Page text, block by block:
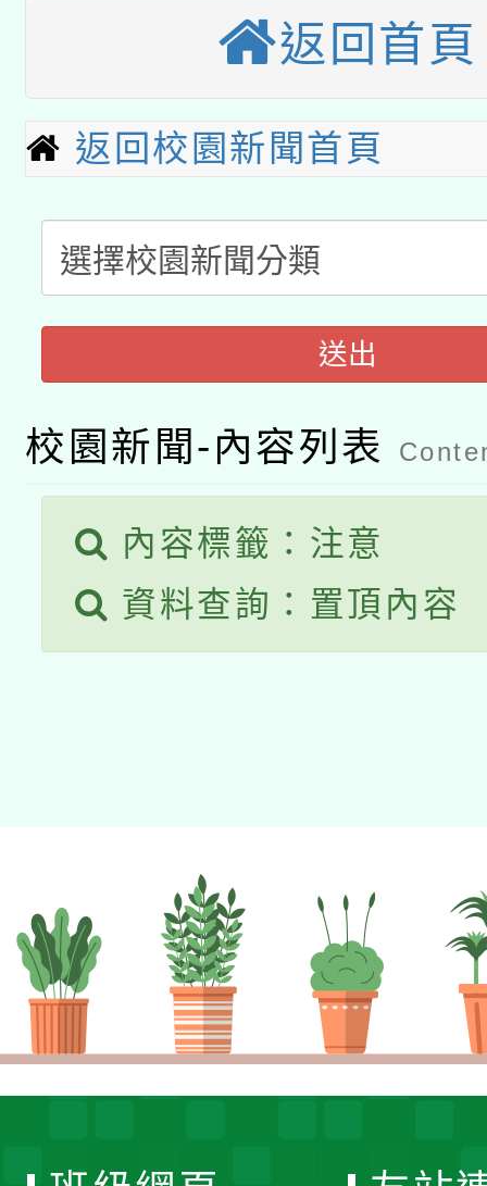
用水績優單位及節水達
動」
桃園市孔廟祈福系列
開 智慧啟航」
2026年桃園地景藝術
本校115學年度第2次
招甄選結果公告(無人
適應運動共學行動站研
本館辦理115年度閱讀
暨閱讀推動專業研習
科技賦能─人工智慧
礎課程
A3數位素養講師名單
「數位內容與教學軟
薪期間赴陸應申請許可
轉知經濟部水利署委託
業技術研究院辦理「
用水績優單位及節水達
桃園市孔廟祈福系列
開 智慧啟航」
2026年桃園地景藝術
返回首頁
返回校園新聞首頁
送出
校園新聞-內容列表
內容標籤：注意
資料查詢：置頂內容